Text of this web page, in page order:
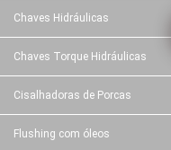
Chaves Hidráulicas
Chaves Torque Hidráulicas
Cisalhadoras de Porcas
Flushing com óleos